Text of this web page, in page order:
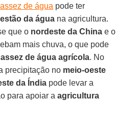
de água pode ter
da água na agricultura.
que o nordeste da China e o
mais chuva, o que pode
de água agrícola. No
precipitação no meio-oeste
da Índia pode levar a
para apoiar aagricultura